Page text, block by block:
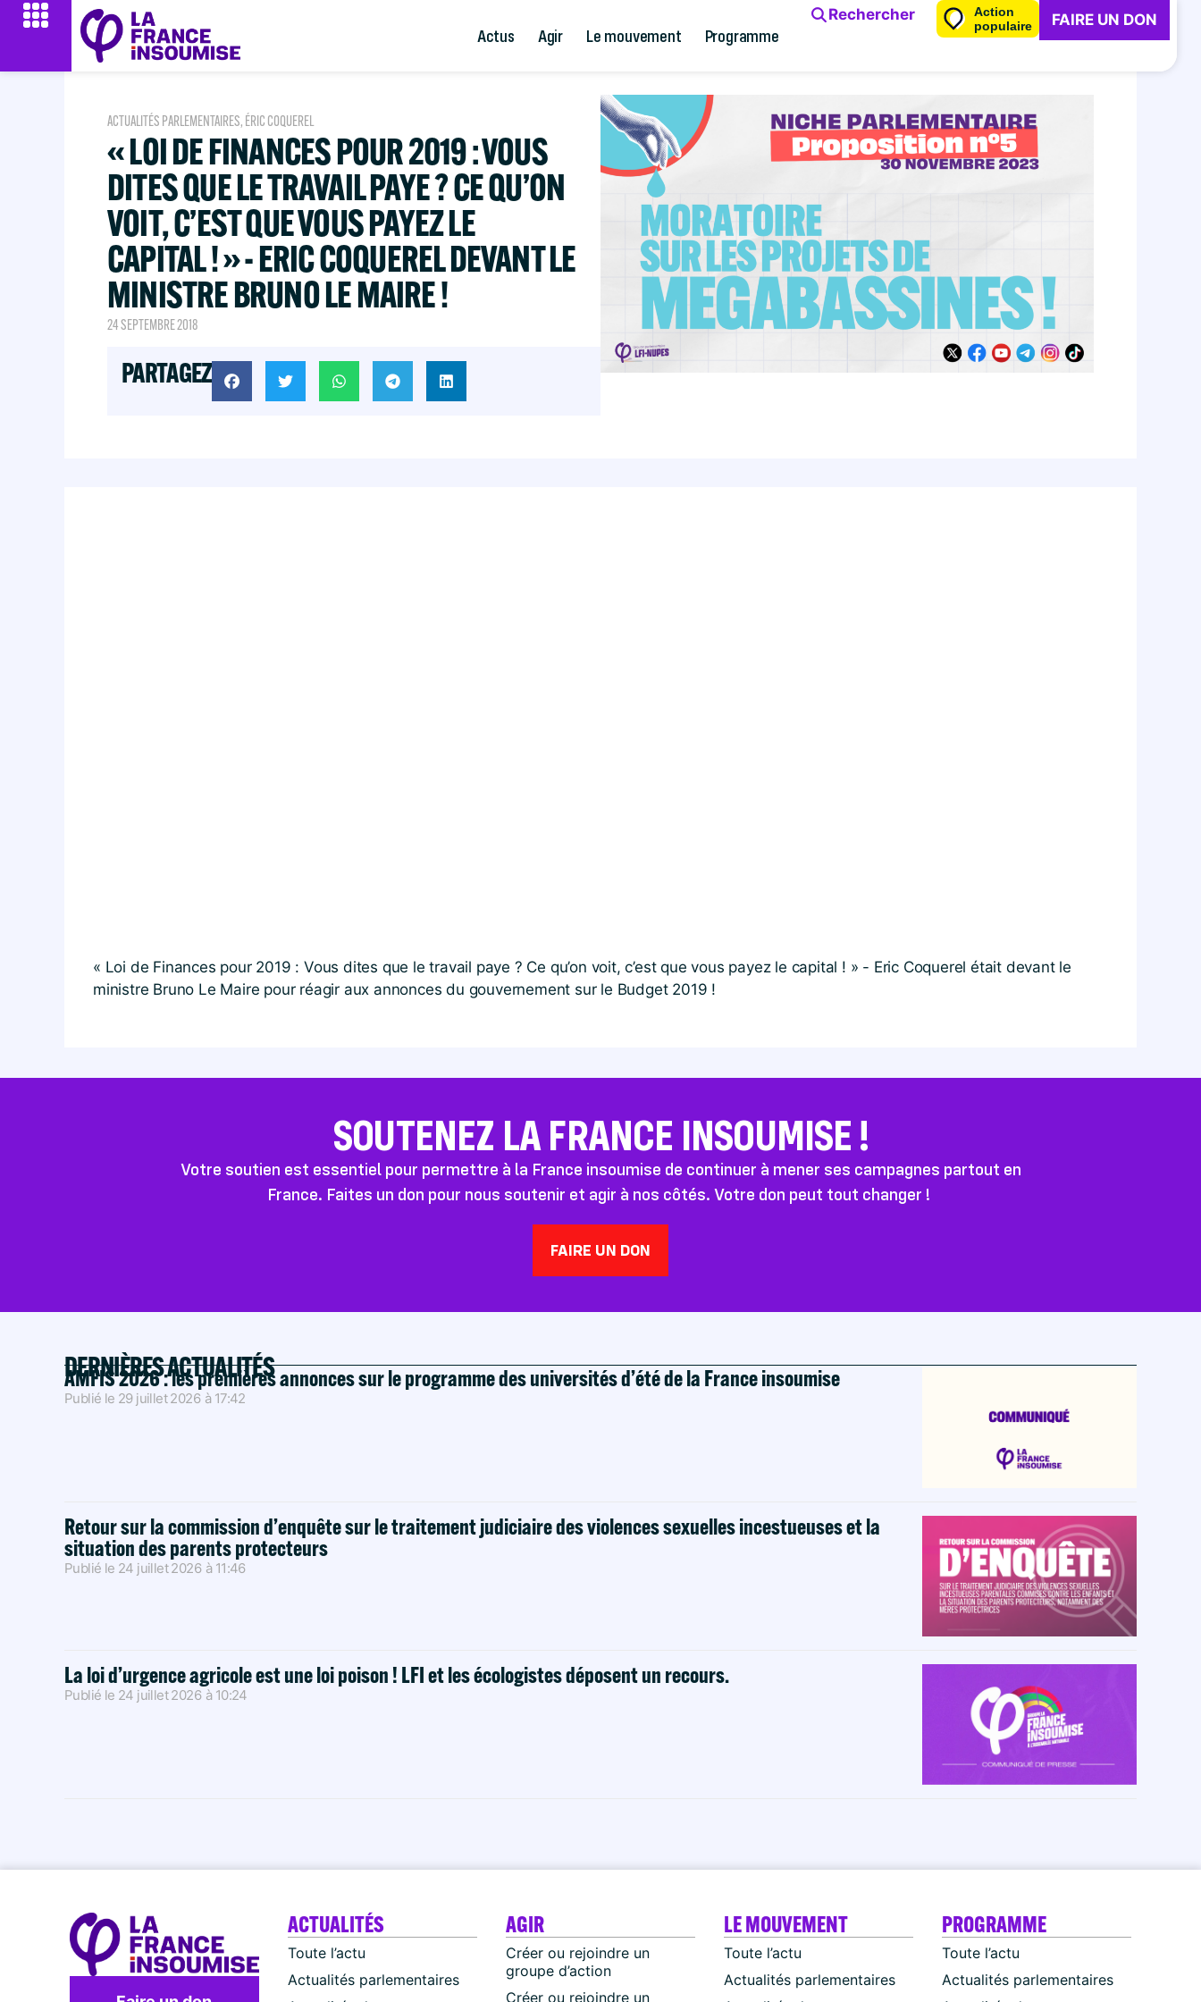
Actus Agir Le mouvement Programme
Rechercher
Action
populaire
FAIRE UN DON
ACTUALITÉS PARLEMENTAIRES, ÉRIC COQUEREL
« LOI DE FINANCES POUR 2019 : VOUS
DITES QUE LE TRAVAIL PAYE ? CE QU’ON
VOIT, C’EST QUE VOUS PAYEZ LE
CAPITAL ! » - ERIC COQUEREL DEVANT LE
MINISTRE BRUNO LE MAIRE !
24 SEPTEMBRE 2018
PARTAGEZ
« Loi de Finances pour 2019 : Vous dites que le travail paye ? Ce qu’on voit, c’est que vous payez le capital ! » - Eric Coquerel était devant le
ministre Bruno Le Maire pour réagir aux annonces du gouvernement sur le Budget 2019 !
SOUTENEZ LA FRANCE INSOUMISE !
Votre soutien est essentiel pour permettre à la France insoumise de continuer à mener ses campagnes partout en
France. Faites un don pour nous soutenir et agir à nos côtés. Votre don peut tout changer !
FAIRE UN DON
DERNIÈRES ACTUALITÉS
AMFIS 2026 : les premières annonces sur le programme des universités d’été de la France insoumise
Publié le 29 juillet 2026 à 17:42
Retour sur la commission d’enquête sur le traitement judiciaire des violences sexuelles incestueuses et la
situation des parents protecteurs
Publié le 24 juillet 2026 à 11:46
La loi d’urgence agricole est une loi poison ! LFI et les écologistes déposent un recours.
Publié le 24 juillet 2026 à 10:24
ACTUALITÉS
Toute l’actu
Actualités parlementaires
AGIR
Créer ou rejoindre un
groupe d’action
Créer ou rejoindre un
LE MOUVEMENT
Toute l’actu
Actualités parlementaires
PROGRAMME
Toute l’actu
Actualités parlementaires